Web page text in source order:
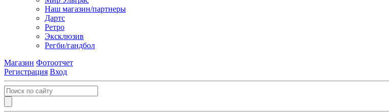
Наш магазин/партнеры
Дартс
Ретро
Эксклюзив
Регби/гандбол
Магазин Фотоотчет
Регистрация Вход